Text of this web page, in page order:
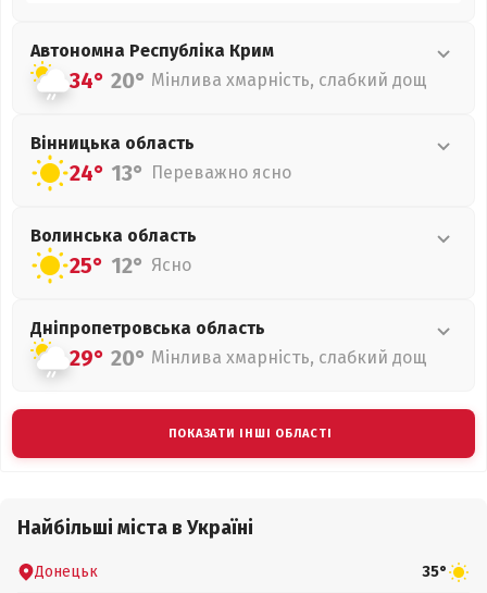
Автономна Республіка Крим
34° 20° Мінлива хмарність, слабкий дощ
Вінницька область
24° 13° Переважно ясно
Волинська область
25° 12° Ясно
Дніпропетровська область
29° 20° Мінлива хмарність, слабкий дощ
ПОКАЗАТИ ІНШІ ОБЛАСТІ
Найбільші міста в Україні
Донецьк 35°